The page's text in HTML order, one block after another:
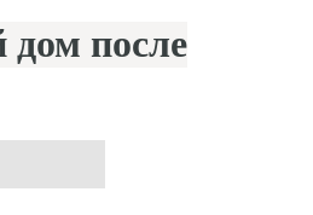
после